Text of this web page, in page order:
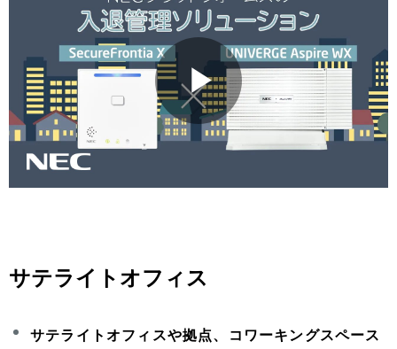
P
a
サテライトオフィス
サテライトオフィスや拠点、コワーキングスペース